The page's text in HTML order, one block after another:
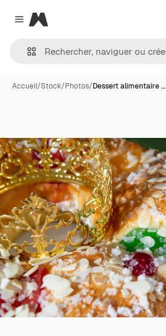
Close menu
Magnific
Accueil/Stock/Photos/Dessert alimentaire …